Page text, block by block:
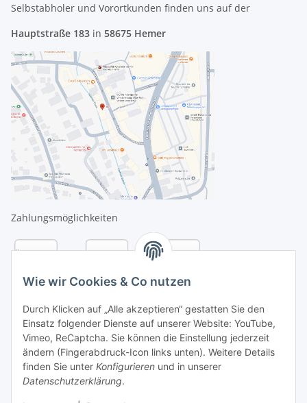
Wie wir Cookies & Co nutzen
Durch Klicken auf „Alle akzeptieren“ gestatten Sie den
Einsatz folgender Dienste auf unserer Website: YouTube,
Vimeo, ReCaptcha. Sie können die Einstellung jederzeit
ändern (Fingerabdruck-Icon links unten). Weitere Details
finden Sie unter Konfigurieren und in unserer
Datenschutzerklärung.
Selbstabholer und Vorortkunden finden uns auf der
Hauptstraße 183 in 58675 Hemer
Zahlungsmöglichkeiten